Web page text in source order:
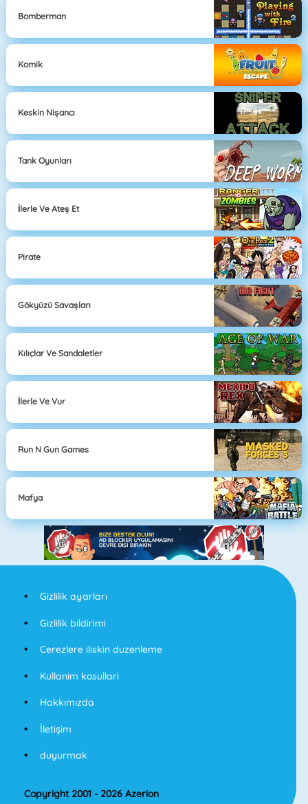
Bomberman
Komik
Keskin Nişancı
Tank Oyunları
İlerle Ve Ateş Et
Pirate
Gökyüzü Savaşları
Kılıçlar Ve Sandaletler
İlerle Ve Vur
Run N Gun Games
Mafya
Gizlilik ayarları
Gizlilik bildirimi
Cerezlere iliskin duzenleme
Kullanim kosullari
Hakkımızda
İletişim
duyurmak
Copyright 2001 - 2026 Azerion